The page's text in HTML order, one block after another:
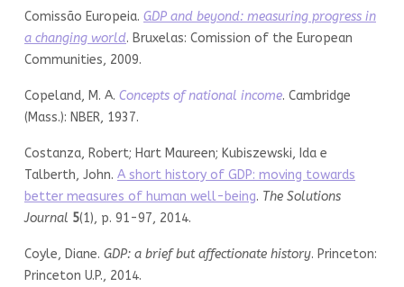
Comissão Europeia. GDP and beyond: measuring progress in
a changing world. Bruxelas: Comission of the European
Communities, 2009.
Copeland, M. A. Concepts of national income. Cambridge
(Mass.): NBER, 1937.
Costanza, Robert; Hart Maureen; Kubiszewski, Ida e
Talberth, John. A short history of GDP: moving towards
better measures of human well-being. The Solutions
Journal 5(1), p. 91-97, 2014.
Coyle, Diane. GDP: a brief but affectionate history. Princeton:
Princeton U.P., 2014.